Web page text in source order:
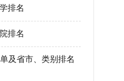
排名
排名
及省市、类别排名